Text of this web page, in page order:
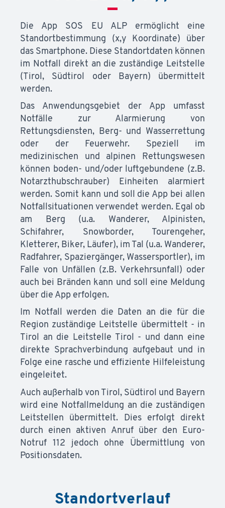
Die App SOS EU ALP ermöglicht eine
Standortbestimmung (x,y Koordinate) über
das Smartphone. Diese Standortdaten können
im Notfall direkt an die zuständige Leitstelle
(Tirol, Südtirol oder Bayern) übermittelt
werden.
Das Anwendungsgebiet der App umfasst
Notfälle zur Alarmierung von
Rettungsdiensten, Berg- und Wasserrettung
oder der Feuerwehr. Speziell im
medizinischen und alpinen Rettungswesen
können boden- und/oder luftgebundene (z.B.
Notarzthubschrauber) Einheiten alarmiert
werden. Somit kann und soll die App bei allen
Notfallsituationen verwendet werden. Egal ob
am Berg (u.a. Wanderer, Alpinisten,
Schifahrer, Snowborder, Tourengeher,
Kletterer, Biker, Läufer), im Tal (u.a. Wanderer,
Radfahrer, Spaziergänger, Wassersportler), im
Falle von Unfällen (z.B. Verkehrsunfall) oder
auch bei Bränden kann und soll eine Meldung
über die App erfolgen.
Im Notfall werden die Daten an die für die
Region zuständige Leitstelle übermittelt - in
Tirol an die Leitstelle Tirol - und dann eine
direkte Sprachverbindung aufgebaut und in
Folge eine rasche und effiziente Hilfeleistung
eingeleitet.
Auch außerhalb von Tirol, Südtirol und Bayern
wird eine Notfallmeldung an die zuständigen
Leitstellen übermittelt. Dies erfolgt direkt
durch einen aktiven Anruf über den Euro-
Notruf 112 jedoch ohne Übermittlung von
Positionsdaten.
Standortverlauf